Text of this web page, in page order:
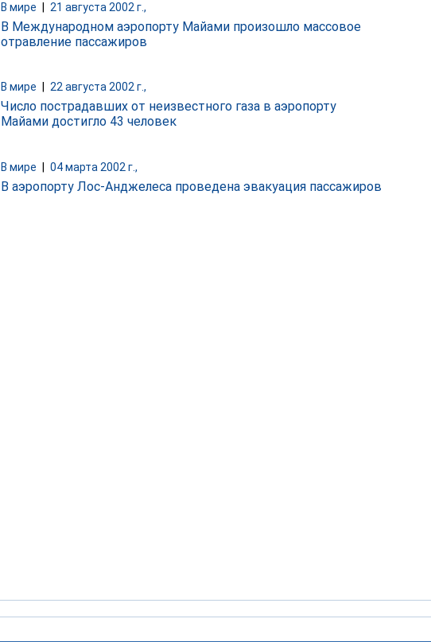
В мире 21 августа 2002 г.,
В Международном аэропорту Майами произошло массовое
отравление пассажиров
В мире 22 августа 2002 г.,
Число пострадавших от неизвестного газа в аэропорту
Майами достигло 43 человек
В мире | 04 марта 2002 г.,
В аэропорту Лос-Анджелеса проведена эвакуация пассажиров